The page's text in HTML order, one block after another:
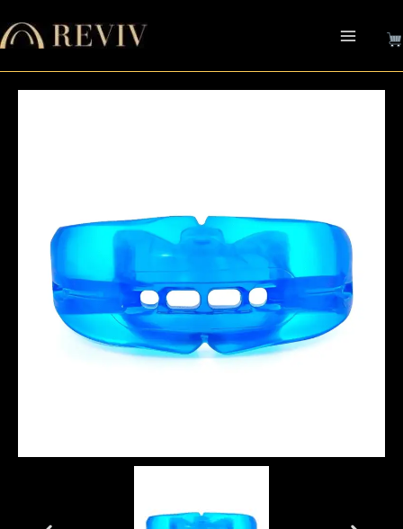
至
主
要